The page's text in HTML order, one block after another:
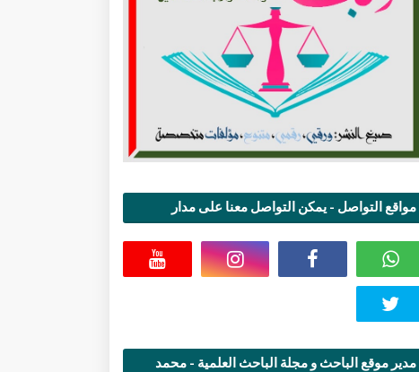
مواقع التواصل - يمكن التواصل معنا على مدار
مدير موقع الباحث و مجلة الباحث العلمية - محمد